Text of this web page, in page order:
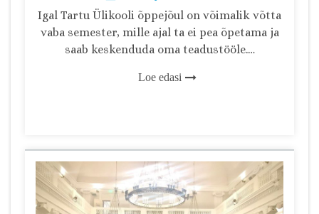
Igal Tartu Ülikooli õppejõul on võimalik võtta
vaba semester, mille ajal ta ei pea õpetama ja
saab keskenduda oma teadustööle.…
Loe edasi